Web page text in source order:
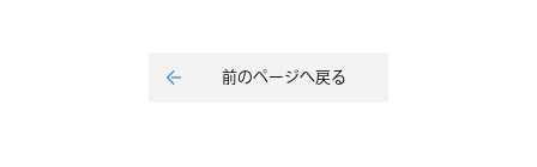
前のページへ戻る